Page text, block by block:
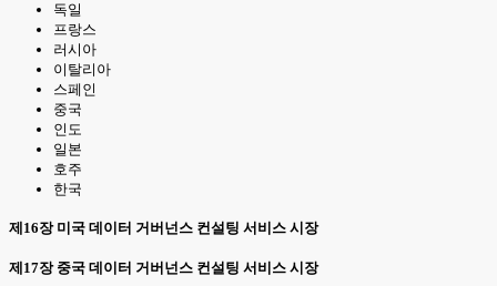
독일
프랑스
러시아
이탈리아
스페인
중국
인도
일본
호주
한국
제16장 미국 데이터 거버넌스 컨설팅 서비스 시장
제17장 중국 데이터 거버넌스 컨설팅 서비스 시장